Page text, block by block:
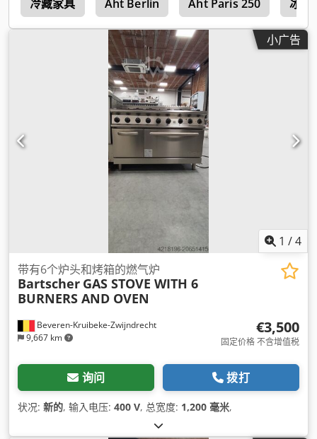
冷藏家具 Aht Berlin Aht Paris 250 冰箱
小广告
1 /4
Beveren-Kruibeke-Zwijndrecht
9,667 km
带有6个炉头和烤箱的燃气炉
Bartscher GAS STOVE WITH 6
BURNERS AND OVEN
€3,500
固定价格 不含增值税
询问 拨打
状况: 新的, 输入电压: 400 V, 总宽度: 1,200 毫米,